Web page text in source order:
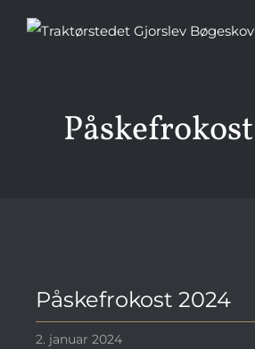
større
billede
Påskefrokost 2024
2. januar 2024